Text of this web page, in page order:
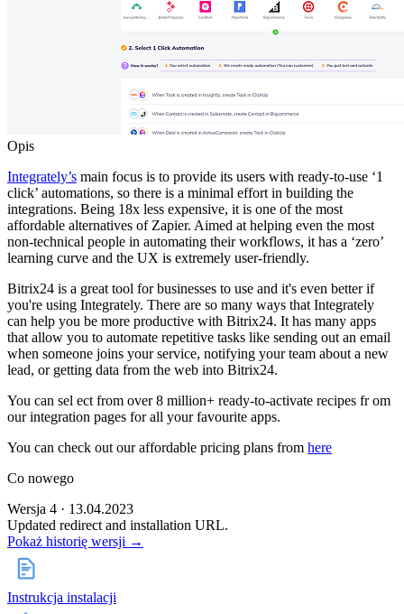
Opis
Integrately’s main focus is to provide its users with ready-to-use ‘1
click’ automations, so there is a minimal effort in building the
integrations. Being 18x less expensive, it is one of the most
affordable alternatives of Zapier. Aimed at helping even the most
non-technical people in automating their workflows, it has a ‘zero’
learning curve and the UX is extremely user-friendly.
Bitrix24 is a great tool for businesses to use and it's even better if
you're using Integrately. There are so many ways that Integrately
can help you be more productive with Bitrix24. It has many apps
that allow you to automate repetitive tasks like sending out an email
when someone joins your service, notifying your team about a new
lead, or getting data from the web into Bitrix24.
You can sel ect from over 8 million+ ready-to-activate recipes fr om
our integration pages for all your favourite apps.
You can check out our affordable pricing plans from here
Co nowego
Wersja 4 · 13.04.2023
Updated redirect and installation URL.
Pokaż historię wersji →
Instrukcja instalacji